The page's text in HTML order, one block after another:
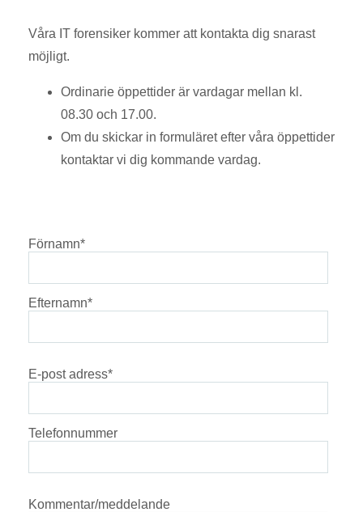
Våra IT forensiker kommer att kontakta dig snarast
möjligt.
Ordinarie öppettider är vardagar mellan kl.
08.30 och 17.00.
Om du skickar in formuläret efter våra öppettider
kontaktar vi dig kommande vardag.
Förnamn*
Efternamn*
E-post adress*
Telefonnummer
Kommentar/meddelande